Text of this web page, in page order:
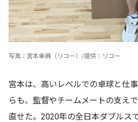
写真：宮本幸典（リコー）/提供：リコー
宮本は、高いレベルでの卓球と仕
らも、監督やチームメートの支え
直せた。2020年の全日本ダブルス